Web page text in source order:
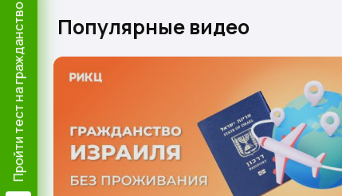
Популярные видео
Пройти тест на гражданство